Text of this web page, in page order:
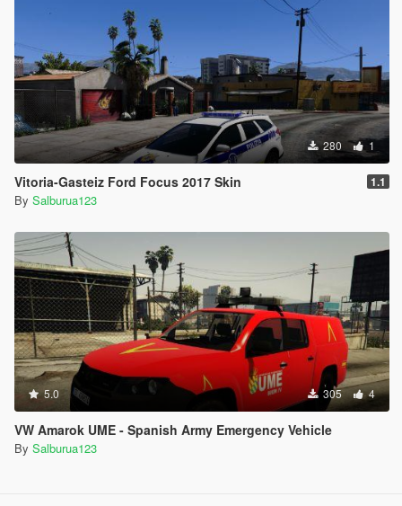
280 1
Vitoria-Gasteiz Ford Focus 2017 Skin 1.1
By Salburua123
5.0 305 4
VW Amarok UME - Spanish Army Emergency Vehicle
By Salburua123